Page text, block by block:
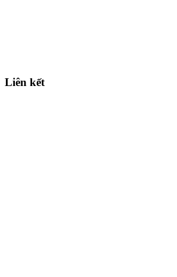
Liên kết